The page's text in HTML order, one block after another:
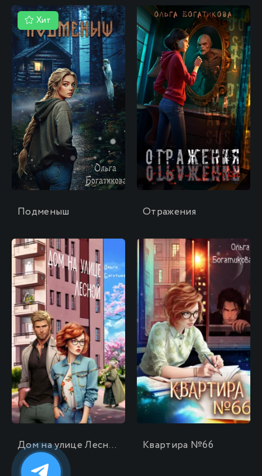
Хит
Подменыш
Отражения
\
Дом на улице Лесной
Квартира №66